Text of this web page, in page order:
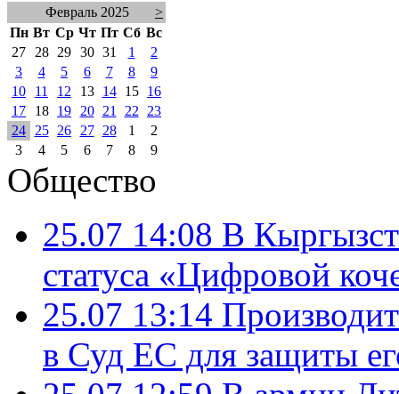
Февраль 2025
>
Пн Вт Ср Чт Пт Сб Вс
27
28 29 30 31 1
2
3
4 5 6 7 8
9
10
11 12 13 14 15
16
17
18 19 20 21 22
23
24
25 26 27 28 1
2
3
4 5 6 7 8 9
Общество
25.07 14:08 В
статуса «Цифровой
25.07 13:14
в Суд ЕС для защиты